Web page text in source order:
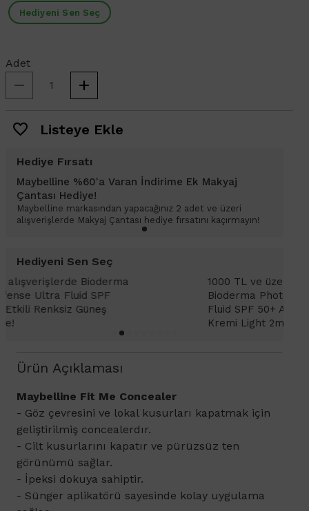
Hediyeni Sen Seç
Adet
Listeye Ekle
Hediye Fırsatı
Maybelline %60'a Varan İndirime Ek Makyaj
Çantası Hediye!
Maybelline markasından yapacağınız 2 adet ve üzeri
alışverişlerde Makyaj Çantası hediye fırsatını kaçırmayın!
Hediyeni Sen Seç
1000 TL ve üzeri alışverişlerinizde
Bioderma Photoderm XDefense Ultra
Fluid SPF 50+ Antioksidan Renkli Güneş
Ürün Açıklaması
​Maybelline Fit Me Concealer
​- Göz çevresini ve lokal kusurları kapatmak için
geliştirilmiş concealerdır.
- Cilt kusurlarını kapatır ve pürüzsüz ten
görünümü sağlar.
- İpeksi dokuya sahiptir.
- Sünger aplikatörü sayesinde kolay uygulama